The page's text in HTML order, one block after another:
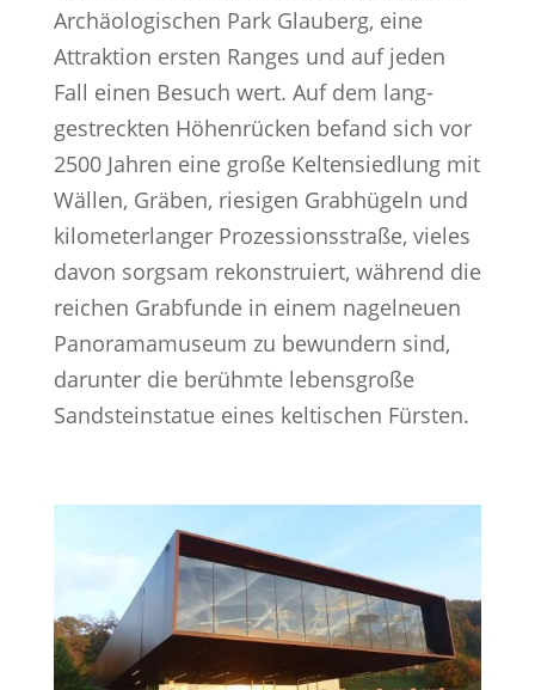
Archäologischen Park Glauberg, eine
Attraktion ersten Ranges und auf jeden
Fall einen Besuch wert. Auf dem lang-
gestreckten Höhenrücken befand sich vor
2500 Jahren eine große Keltensiedlung mit
Wällen, Gräben, riesigen Grabhügeln und
kilometerlanger Prozessionsstraße, vieles
davon sorgsam rekonstruiert, während die
reichen Grabfunde in einem nagelneuen
Panoramamuseum zu bewundern sind,
darunter die berühmte lebensgroße
Sandsteinstatue eines keltischen Fürsten.